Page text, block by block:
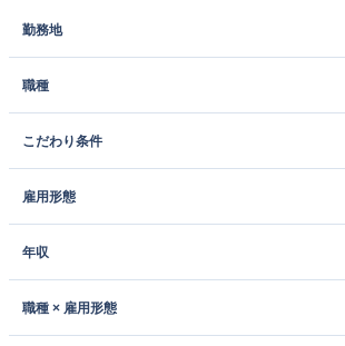
勤務地
職種
こだわり条件
雇用形態
年収
職種 × 雇用形態